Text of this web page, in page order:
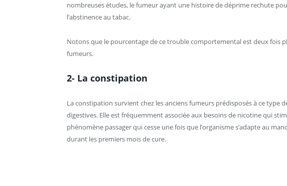
nombreuses études, le fumeur ayant une histoire de déprime rechute
l’abstinence au tabac.
Notons que le pourcentage de ce trouble comportemental est deux fois
fumeurs.
2- La constipation
La constipation survient chez les anciens fumeurs prédisposés à ce type
digestives. Elle est fréquemment associée aux besoins de nicotine qui
phénomène passager qui cesse une fois que l’organisme s’adapte au
durant les premiers mois de cure.